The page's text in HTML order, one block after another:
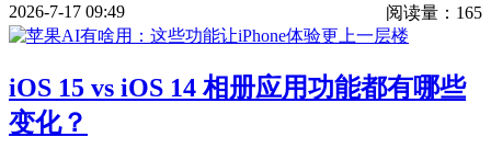
2026-7-17 09:49 阅读量：165
iOS 15 vs iOS 14 相册应用功能都有哪些
变化？